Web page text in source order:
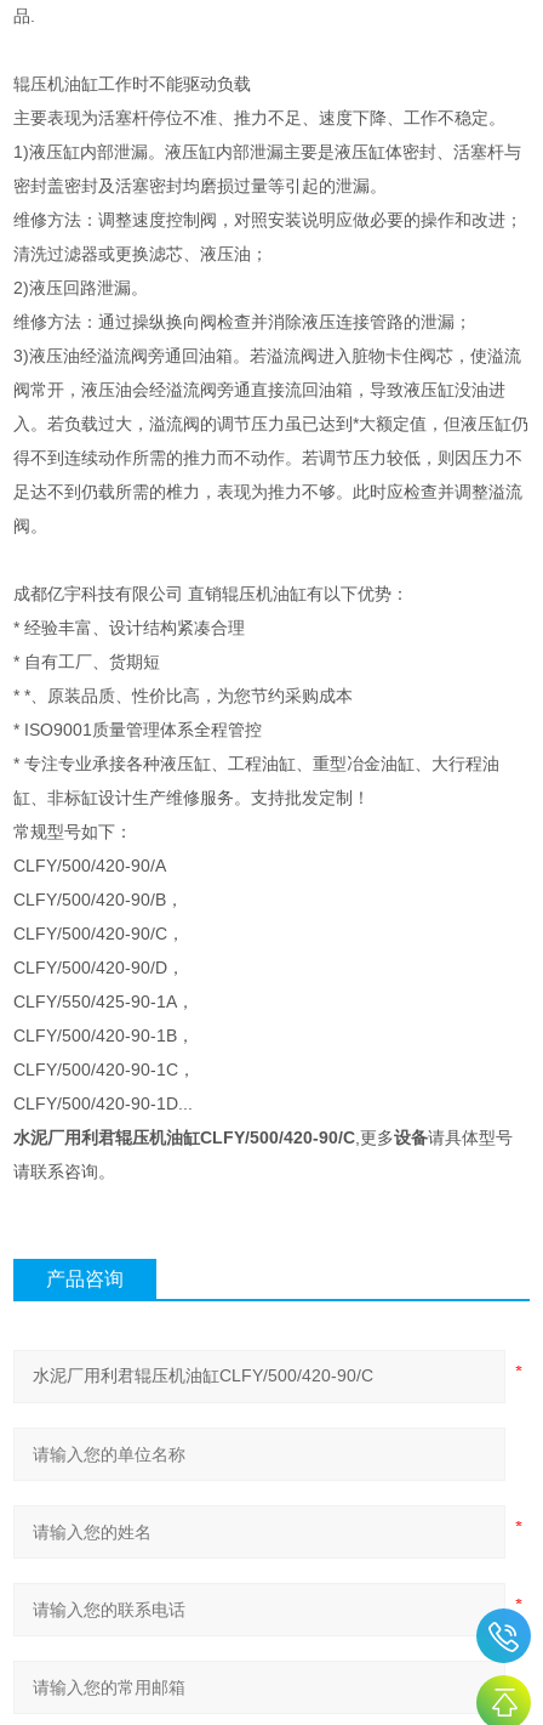
品.
辊压机油缸工作时不能驱动负载
主要表现为活塞杆停位不准、推力不足、速度下降、工作不稳定。
1)液压缸内部泄漏。液压缸内部泄漏主要是液压缸体密封、活塞杆与
密封盖密封及活塞密封均磨损过量等引起的泄漏。
维修方法：调整速度控制阀，对照安装说明应做必要的操作和改进；
清洗过滤器或更换滤芯、液压油；
2)液压回路泄漏。
维修方法：通过操纵换向阀检查并消除液压连接管路的泄漏；
3)液压油经溢流阀旁通回油箱。若溢流阀进入脏物卡住阀芯，使溢流
阀常开，液压油会经溢流阀旁通直接流回油箱，导致液压缸没油进
入。若负载过大，溢流阀的调节压力虽已达到*大额定值，但液压缸仍
得不到连续动作所需的推力而不动作。若调节压力较低，则因压力不
足达不到仍载所需的椎力，表现为推力不够。此时应检查并调整溢流
阀。
成都亿宇科技有限公司 直销辊压机油缸有以下优势：
* 经验丰富、设计结构紧凑合理
* 自有工厂、货期短
* *、原装品质、性价比高，为您节约采购成本
* ISO9001质量管理体系全程管控
* 专注专业承接各种液压缸、工程油缸、重型冶金油缸、大行程油
缸、非标缸设计生产维修服务。支持批发定制！
常规型号如下：
CLFY/500/420-90/A
CLFY/500/420-90/B，
CLFY/500/420-90/C，
CLFY/500/420-90/D，
CLFY/550/425-90-1A，
CLFY/500/420-90-1B，
CLFY/500/420-90-1C，
CLFY/500/420-90-1D...
水泥厂用利君辊压机油缸CLFY/500/420-90/C ,更多设备请具体型号
请联系咨询。
产品咨询